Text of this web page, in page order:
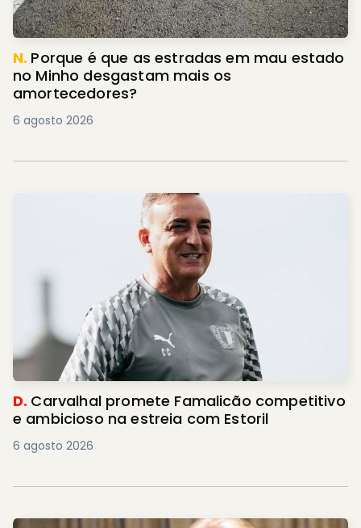
N. Porque é que as estradas em mau estado
no Minho desgastam mais os
amortecedores?
6 agosto 2026
D. Carvalhal promete Famalicão competitivo
e ambicioso na estreia com Estoril
6 agosto 2026